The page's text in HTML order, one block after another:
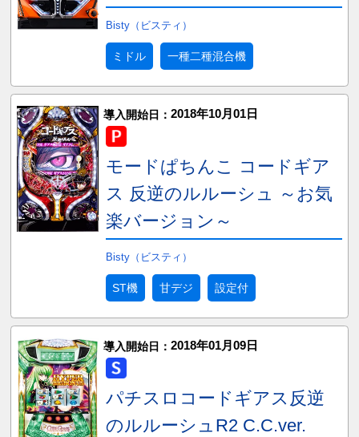
Bisty（ビスティ）
ミドル 一種二種混合機
導入開始日： 2018年10月01日
モードぱちんこ コードギア
ス 反逆のルルーシュ ～お気
楽バージョン～
Bisty（ビスティ）
ST機 甘デジ 設定付
導入開始日： 2018年01月09日
パチスロコードギアス反逆
のルルーシュR2 C.C.ver.